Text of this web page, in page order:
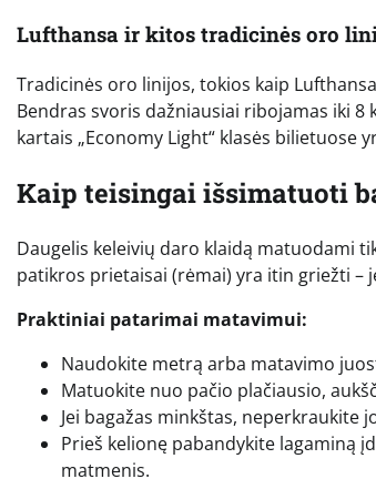
Lufthansa ir kitos tradicinės oro
Tradicinės oro linijos, tokios kaip
Bendras svoris dažniausiai ribojamas iki
kartais „Economy Light“ klasės bilietuose
Kaip teisingai išsimatuoti
Daugelis keleivių daro klaidą matuodami
patikros prietaisai (rėmai) yra itin griežti –
Praktiniai patarimai matavimui:
Naudokite metrą arba matavimo
Matuokite nuo pačio plačiausio,
Jei bagažas minkštas, neperkraukite
Prieš kelionę pabandykite lagaminą
matmenis.